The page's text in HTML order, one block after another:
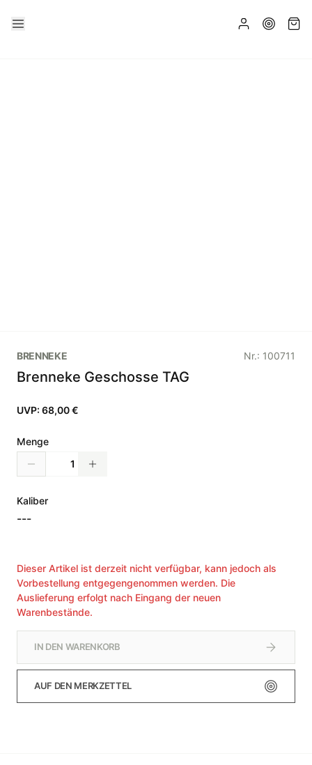
BRENNEKE Nr.: 100711
Brenneke Geschosse TAG
UVP: 68,00 €
Menge
Kaliber
---
Dieser Artikel ist derzeit nicht verfügbar, kann jedoch als
Vorbestellung entgegengenommen werden. Die
Auslieferung erfolgt nach Eingang der neuen
Warenbestände.
IN DEN WARENKORB
AUF DEN MERKZETTEL